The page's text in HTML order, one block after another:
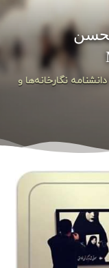
محسن
نگارخانه‌ها و